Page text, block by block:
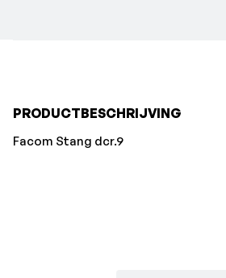
PRODUCTBESCHRIJVING
Facom Stang dcr.9